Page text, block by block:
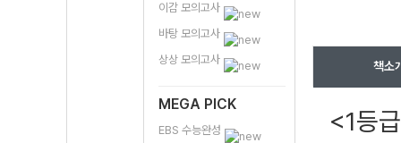
이감 모의고사
바탕 모의고사
상상 모의고사
MEGA PICK
EBS 수능완성
책소
<1등